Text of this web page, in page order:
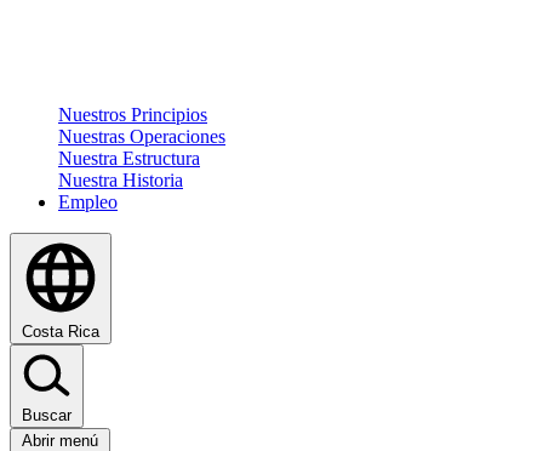
Nuestros Principios
Nuestras Operaciones
Nuestra Estructura
Nuestra Historia
Empleo
Costa Rica
Buscar
Abrir menú